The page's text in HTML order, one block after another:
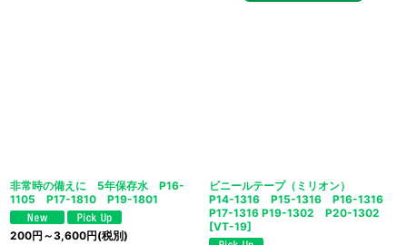
非常時の備えに 5年保存水 P16-
1105 P17-1810 P19-1801
200円 ～3,600円(税別)
ビニールテープ（ミリオン）
P14-1316 P15-1316 P16-1316
P17-1316 P19-1302 P20-1302
[VT-19]